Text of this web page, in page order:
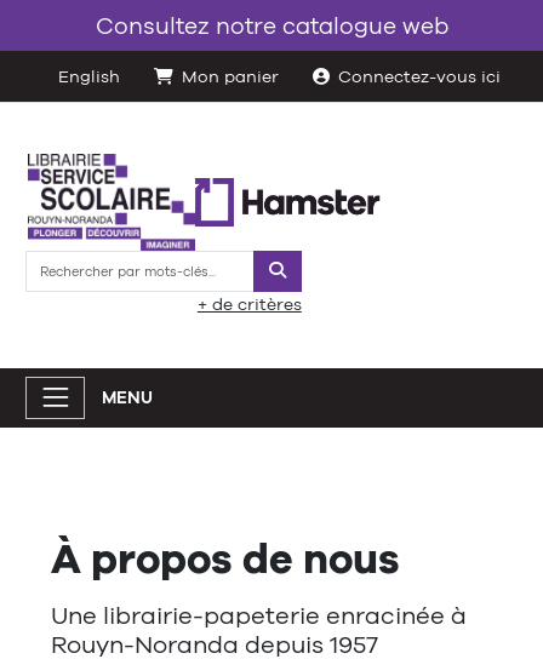
Consultez notre catalogue web
English Mon panier Connectez-vous ici
Rechercher
+ de critères
MENU
À propos de nous
Une librairie-papeterie enracinée à
Rouyn-Noranda depuis 1957